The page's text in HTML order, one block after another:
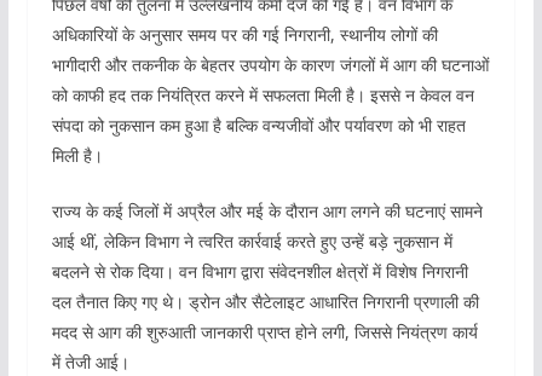
अधिकारियों के अनुसार समय पर की गई निगरानी, स्थानीय लोगों की
भागीदारी और तकनीक के बेहतर उपयोग के कारण जंगलों में आग की घटनाओं
को काफी हद तक नियंत्रित करने में सफलता मिली है। इससे न केवल वन
संपदा को नुकसान कम हुआ है बल्कि वन्यजीवों और पर्यावरण को भी राहत
मिली है।
राज्य के कई जिलों में अप्रैल और मई के दौरान आग लगने की घटनाएं सामने
आई थीं, लेकिन विभाग ने त्वरित कार्रवाई करते हुए उन्हें बड़े नुकसान में
बदलने से रोक दिया। वन विभाग द्वारा संवेदनशील क्षेत्रों में विशेष निगरानी
दल तैनात किए गए थे। ड्रोन और सैटेलाइट आधारित निगरानी प्रणाली की
मदद से आग की शुरुआती जानकारी प्राप्त होने लगी, जिससे नियंत्रण कार्य
में तेजी आई।